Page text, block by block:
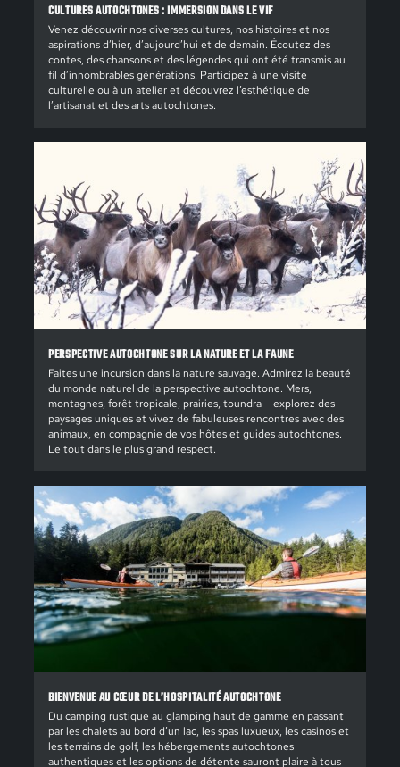
CULTURES AUTOCHTONES : IMMERSION DANS LE VIF
Venez découvrir nos diverses cultures, nos histoires et nos
aspirations d’hier, d’aujourd’hui et de demain. Écoutez des
contes, des chansons et des légendes qui ont été transmis au
fil d’innombrables générations. Participez à une visite
culturelle ou à un atelier et découvrez l’esthétique de
l’artisanat et des arts autochtones.
PERSPECTIVE AUTOCHTONE SUR LA NATURE ET LA FAUNE
Faites une incursion dans la nature sauvage. Admirez la beauté
du monde naturel de la perspective autochtone. Mers,
montagnes, forêt tropicale, prairies, toundra – explorez des
paysages uniques et vivez de fabuleuses rencontres avec des
animaux, en compagnie de vos hôtes et guides autochtones.
Le tout dans le plus grand respect.
BIENVENUE AU CŒUR DE L’HOSPITALITÉ AUTOCHTONE
Du camping rustique au glamping haut de gamme en passant
par les chalets au bord d’un lac, les spas luxueux, les casinos et
les terrains de golf, les hébergements autochtones
authentiques et les options de détente sauront plaire à tous